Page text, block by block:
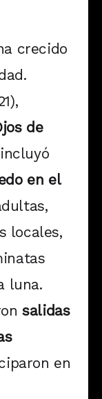
crecido
de
en el
locales,
luna.
salidas
en